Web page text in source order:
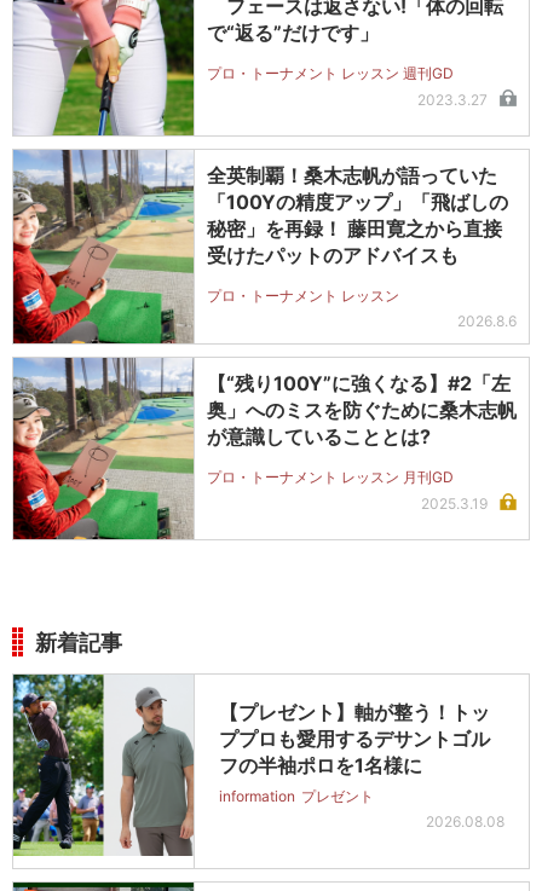
フェースは返さない!「体の回転
で“返る”だけです」
プロ・トーナメント レッスン 週刊GD
2023.3.27
全英制覇！桑木志帆が語っていた
「100Yの精度アップ」「飛ばしの
秘密」を再録！ 藤田寛之から直接
受けたパットのアドバイスも
プロ・トーナメント レッスン
2026.8.6
【“残り100Y”に強くなる】#2「左
奥」へのミスを防ぐために桑木志帆
が意識していることとは?
プロ・トーナメント レッスン 月刊GD
2025.3.19
新着記事
【プレゼント】軸が整う！トッ
ププロも愛用するデサントゴル
フの半袖ポロを1名様に
information プレゼント
2026.08.08